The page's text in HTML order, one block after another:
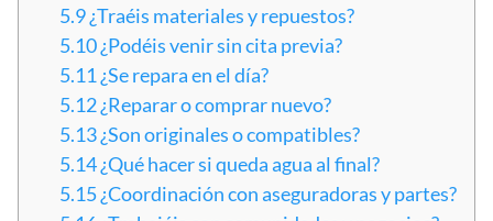
5.9¿Traéis materiales y repuestos?
5.10¿Podéis venir sin cita previa?
5.11 ¿Se repara en el día?
5.12¿Reparar o comprar nuevo?
5.13¿Son originales o compatibles?
5.14¿Qué hacer si queda agua al final?
5.15¿Coordinación con aseguradoras y partes?